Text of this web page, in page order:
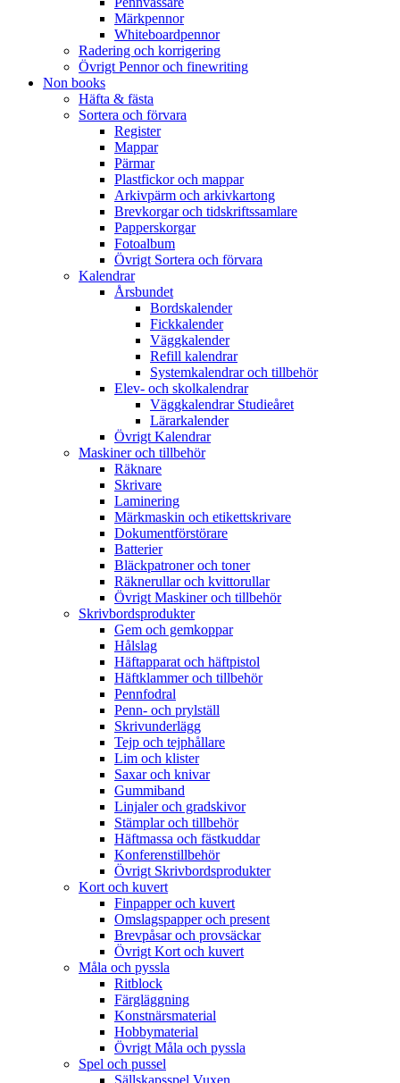
Märkpennor
Whiteboardpennor
Radering och korrigering
Övrigt Pennor och finewriting
Non books
Häfta & fästa
Sortera och förvara
Register
Mappar
Pärmar
Plastfickor och mappar
Arkivpärm och arkivkartong
Brevkorgar och tidskriftssamlare
Papperskorgar
Fotoalbum
Övrigt Sortera och förvara
Kalendrar
Årsbundet
Bordskalender
Fickkalender
Väggkalender
Refill kalendrar
Systemkalendrar och tillbehör
Elev- och skolkalendrar
Väggkalendrar Studieåret
Lärarkalender
Övrigt Kalendrar
Maskiner och tillbehör
Räknare
Skrivare
Laminering
Märkmaskin och etikettskrivare
Dokumentförstörare
Batterier
Bläckpatroner och toner
Räknerullar och kvittorullar
Övrigt Maskiner och tillbehör
Skrivbordsprodukter
Gem och gemkoppar
Hålslag
Häftapparat och häftpistol
Häftklammer och tillbehör
Pennfodral
Penn- och prylställ
Skrivunderlägg
Tejp och tejphållare
Lim och klister
Saxar och knivar
Gummiband
Linjaler och gradskivor
Stämplar och tillbehör
Häftmassa och fästkuddar
Konferenstillbehör
Övrigt Skrivbordsprodukter
Kort och kuvert
Finpapper och kuvert
Omslagspapper och present
Brevpåsar och provsäckar
Övrigt Kort och kuvert
Måla och pyssla
Ritblock
Färgläggning
Konstnärsmaterial
Hobbymaterial
Övrigt Måla och pyssla
Spel och pussel
Sällskapsspel Vuxen